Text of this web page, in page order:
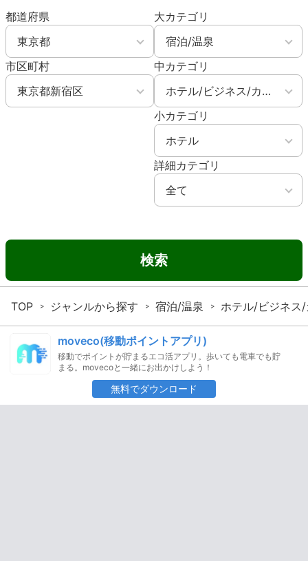
都道府県
市区町村
大カテゴリ
中カテゴリ
小カテゴリ
詳細カテゴリ
検索
TOP ジャンルから探す 宿泊/温泉 ホテル/ビジネス
moveco(移動ポイントアプリ)
移動でポイントが貯まるエコ活アプリ。歩いても電車でも貯
まる。movecoと一緒にお出かけしよう！
無料でダウンロード